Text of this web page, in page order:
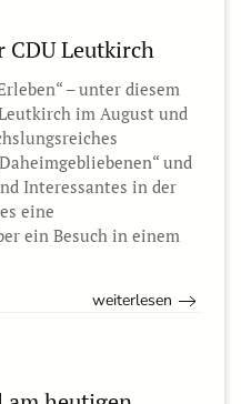
CDU Leutkirch
– unter diesem
im August und
und
Interessantes in der
eine
ein Besuch in einem
weiterlesen